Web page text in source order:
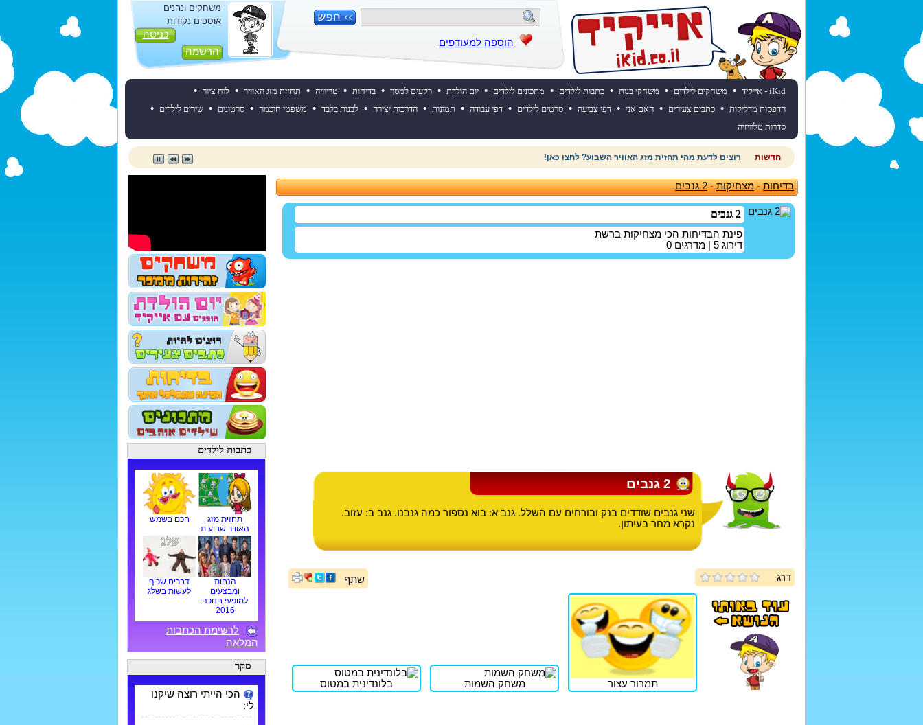
הוספה למעודפים
משחקים ונהנים
אוספים נקודות
כניסה
הרשמה
iKid - אייקיד • משחקים לילדים • משחקי בנות • כתבות לילדים • מתכונים לילדים • יום הולדת • רקעים למסך • בדיחות • טריוויה • תחזית מזג האוויר • לוח ציור •
הדפסות מדליקות • כתבים צעירים • האם אני • דפי צביעה • סרטים לילדים • דפי עבודה • תמונות • הדרכות יצירה • לבנות בלבד • משפטי חוכמה • סרטונים • שירים לילדים •
סדרות טלוויזיה
חדשות רוצים לדעת מהי תחזית מזג האוויר השבוע? לחצו כאן!
בדיחות-מצחיקות-2 גנבים
2 גנבים
פינת הבדיחות הכי מצחיקות ברשת
דירוג 5 | מדרגים 0
2 גנבים
שני גנבים שודדים בנק ובורחים עם השלל. גנב א: בוא נספור כמה גנבנו. גנב ב: עזוב.
נקרא מחר בעיתון.
דרג שתף
תמרור עצור משחק השמות בלונדינית במטוס
כתבות לילדים
תחזית מזג
האוויר שבועית
חכם בשמש
הנחות
ומבצעים
למופעי חנוכה
2016
דברים שכיף
לעשות בשלג
לרשימת הכתבות
המלאה
סקר
הכי הייתי רוצה שיקנו
לי: